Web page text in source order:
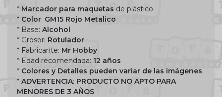
* Marcador para maquetas de plástico
* Color: GM15 Rojo Metalico
* Base: Alcohol
* Grosor: Rotulador
* Fabricante: Mr Hobby
* Edad recomendada: 12 años
* Colores y Detalles pueden variar de las imágenes
* ADVERTENCIA: PRODUCTO NO APTO PARA
MENORES DE 3 AÑOS